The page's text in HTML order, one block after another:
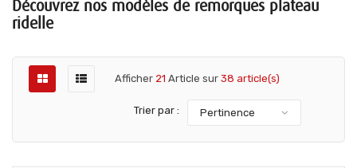
Découvrez nos modèles de remorques plateau
ridelle
Afficher 21 Article sur 38 article(s)
Trier par : Pertinence